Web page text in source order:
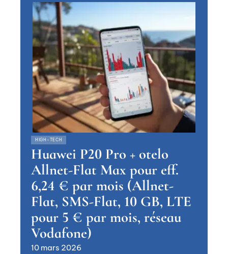
HIGH-TECH
Huawei P20 Pro + otelo
Allnet-Flat Max pour eff.
6,24 € par mois (Allnet-
Flat, SMS-Flat, 10 GB, LTE
pour 5 € par mois, réseau
Vodafone)
10 mars 2026